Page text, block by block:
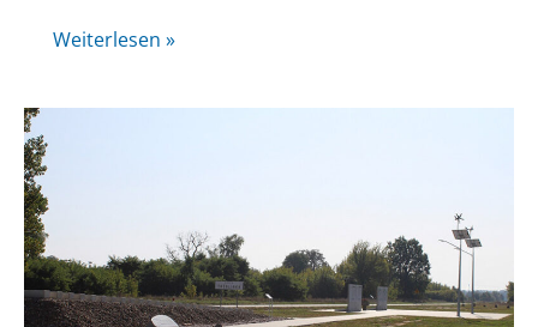
Online
Weiterlesen »